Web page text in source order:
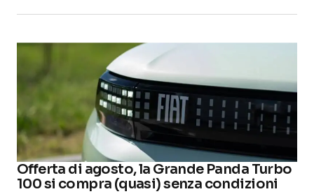
Offerta di agosto, la Grande Panda Turbo
100 si compra (quasi) senza condizioni